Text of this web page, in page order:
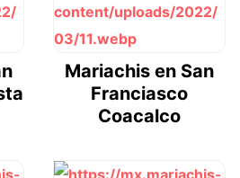
Mariachis en San
Franciasco
Coacalco